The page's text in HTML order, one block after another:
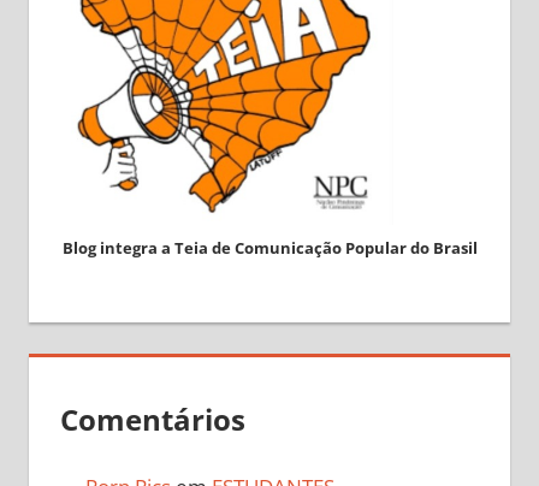
Blog integra a Teia de Comunicação Popular do Brasil
Comentários